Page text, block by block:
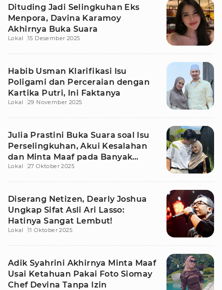
Dituding Jadi Selingkuhan Eks
Menpora, Davina Karamoy
Akhirnya Buka Suara
Lokal 15 Desember 2025
Habib Usman Klarifikasi Isu
Poligami dan Perceraian dengan
Kartika Putri, Ini Faktanya
Lokal 29 November 2025
Julia Prastini Buka Suara soal Isu
Perselingkuhan, Akui Kesalahan
dan Minta Maaf pada Banyak
Pihak
Lokal 27 Oktober 2025
Diserang Netizen, Dearly Joshua
Ungkap Sifat Asli Ari Lasso:
Hatinya Sangat Lembut!
Lokal 11 Oktober 2025
Adik Syahrini Akhirnya Minta Maaf
Usai Ketahuan Pakai Foto Siomay
Chef Devina Tanpa Izin